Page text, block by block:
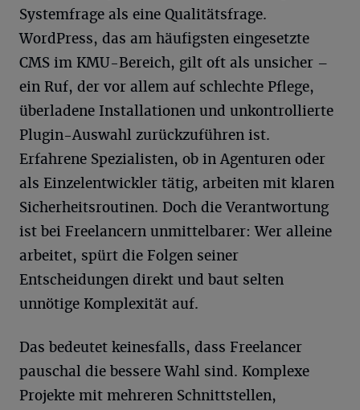
Systemfrage als eine Qualitätsfrage.
WordPress, das am häufigsten eingesetzte
CMS im KMU-Bereich, gilt oft als unsicher –
ein Ruf, der vor allem auf schlechte Pflege,
überladene Installationen und unkontrollierte
Plugin-Auswahl zurückzuführen ist.
Erfahrene Spezialisten, ob in Agenturen oder
als Einzelentwickler tätig, arbeiten mit klaren
Sicherheitsroutinen. Doch die Verantwortung
ist bei Freelancern unmittelbarer: Wer alleine
arbeitet, spürt die Folgen seiner
Entscheidungen direkt und baut selten
unnötige Komplexität auf.
Das bedeutet keinesfalls, dass Freelancer
pauschal die bessere Wahl sind. Komplexe
Projekte mit mehreren Schnittstellen,